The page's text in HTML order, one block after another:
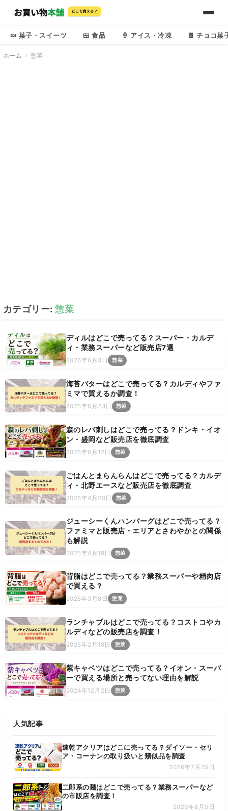
🍬 菓子・スイーツ 🍱 食品 🍦 アイス・冷凍 🍫 チョコ菓
ホーム 惣菜
カテゴリー:惣菜
ディルはどこで売ってる？スーパー・カルデ
ィ・業務スーパーなど販売店7選
2026年6月3日 惣菜
海苔バターはどこで売ってる？カルディやファ
ミマで買えるか調査！
2025年6月23日 惣菜
森のレバ刺しはどこで売ってる？ドンキ・イオ
ン・盛岡など販売店を徹底調査
2025年6月12日 惣菜
ごはんとまらんらんはどこで売ってる？カルデ
ィ・北野エースなど販売店を徹底調査
2025年4月20日 惣菜
ジューシーくんハンバーグはどこで売ってる？
ファミマと販売店・エリアとさわやかとの関係
も解説
2025年4月19日 惣菜
背脂はどこで売ってる？業務スーパーや精肉店
で買える？
2025年3月8日 惣菜
ランチャブルはどこで売ってる？コストコやカ
ルディなどの販売店を調査！
2025年2月18日 惣菜
紫キャベツはどこで売ってる？イオン・スーパ
ーで買える場所と売ってない理由を解説
2024年12月2日 惣菜
人気記事
速乾アクリアはどこに売ってる？ダイソー・セリ
ア・コーナンの取り扱いと類似品を調査
2026年7月25日
二郎系の麺はどこで売ってる？業務スーパーなど
の市販店を調査！
2026年8月5日